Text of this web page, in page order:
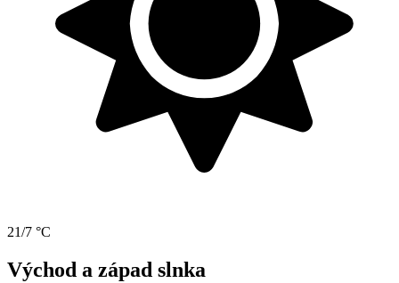
21/7 °C
Východ a západ slnka